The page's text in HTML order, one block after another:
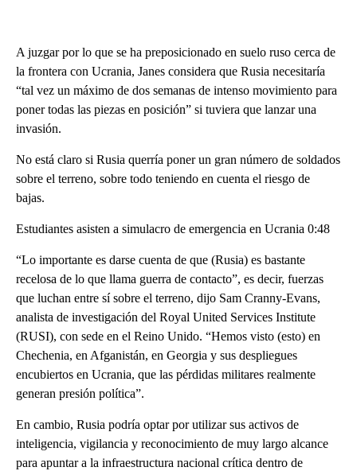
A juzgar por lo que se ha preposicionado en suelo ruso cerca de
la frontera con Ucrania, Janes considera que Rusia necesitaría
“tal vez un máximo de dos semanas de intenso movimiento para
poner todas las piezas en posición” si tuviera que lanzar una
invasión.
No está claro si Rusia querría poner un gran número de soldados
sobre el terreno, sobre todo teniendo en cuenta el riesgo de
bajas.
Estudiantes asisten a simulacro de emergencia en Ucrania 0:48
“Lo importante es darse cuenta de que (Rusia) es bastante
recelosa de lo que llama guerra de contacto”, es decir, fuerzas
que luchan entre sí sobre el terreno, dijo Sam Cranny-Evans,
analista de investigación del Royal United Services Institute
(RUSI), con sede en el Reino Unido. “Hemos visto (esto) en
Chechenia, en Afganistán, en Georgia y sus despliegues
encubiertos en Ucrania, que las pérdidas militares realmente
generan presión política”.
En cambio, Rusia podría optar por utilizar sus activos de
inteligencia, vigilancia y reconocimiento de muy largo alcance
para apuntar a la infraestructura nacional crítica dentro de